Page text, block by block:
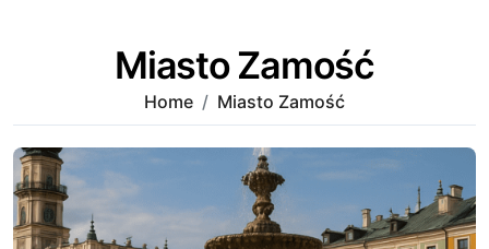
Miasto Zamość
Home Miasto Zamość